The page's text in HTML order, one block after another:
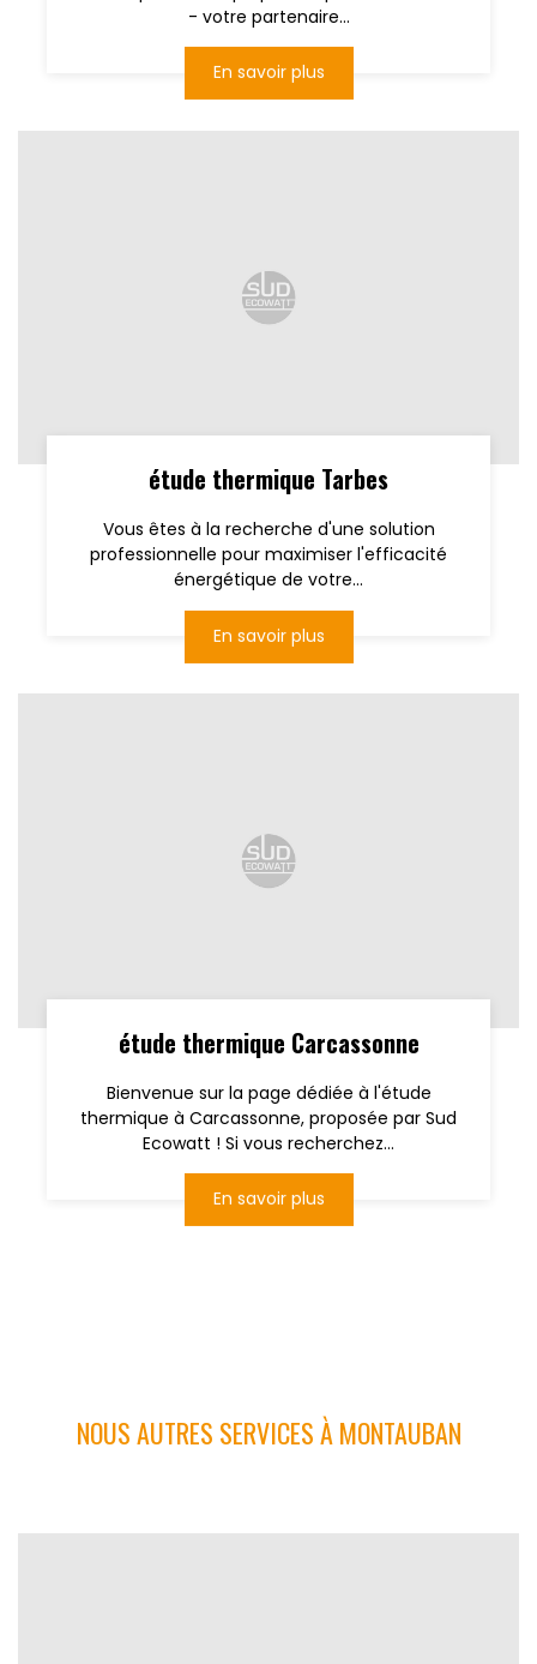
- votre partenaire...
En savoir plus
étude thermique Tarbes
Vous êtes à la recherche d'une solution
professionnelle pour maximiser l'efficacité
énergétique de votre...
En savoir plus
étude thermique Carcassonne
Bienvenue sur la page dédiée à l'étude
thermique à Carcassonne, proposée par Sud
Ecowatt ! Si vous recherchez...
En savoir plus
NOUS AUTRES SERVICES À MONTAUBAN